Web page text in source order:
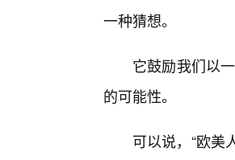
一种猜想。
它鼓励我们以
的可能性。
可以说，“欧美